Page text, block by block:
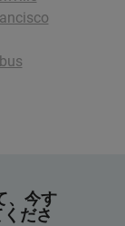
、今す
ださ